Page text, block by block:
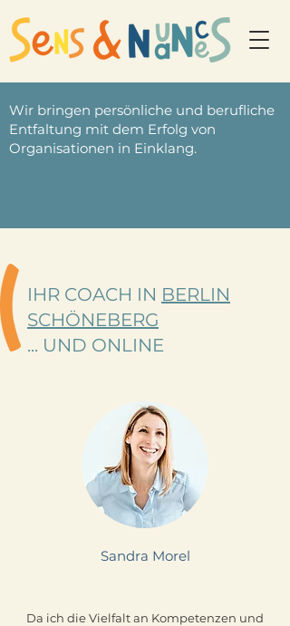
Wir bringen persönliche und berufliche
Entfaltung mit dem Erfolg von
Organisationen in Einklang.
IHR COACH IN BERLIN
SCHÖNEBERG
... UND ONLINE
Sandra Morel
Da ich die Vielfalt an Kompetenzen und